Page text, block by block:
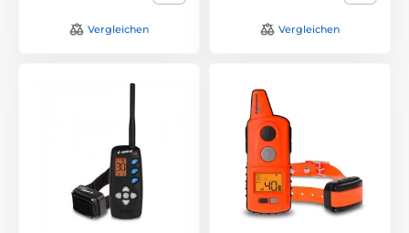
Vergleichen Vergleichen